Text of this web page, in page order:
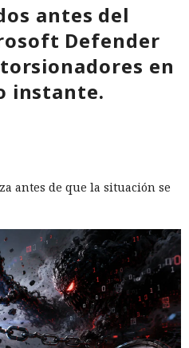
antes del
Defender
en
instante.
antes de que la situación se